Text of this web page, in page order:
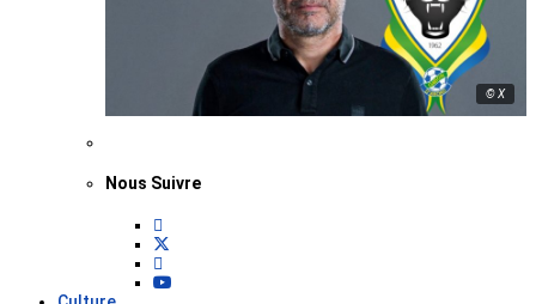
© X
Nous Suivre